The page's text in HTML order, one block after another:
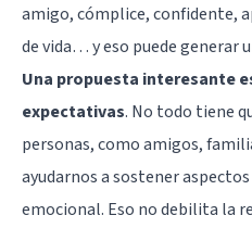
amigo, cómplice, confidente,
de vida… y eso puede generar
Una propuesta interesante
expectativas. No todo tiene
personas, como amigos,
ayudarnos a sostener
emocional. Eso no debilita la